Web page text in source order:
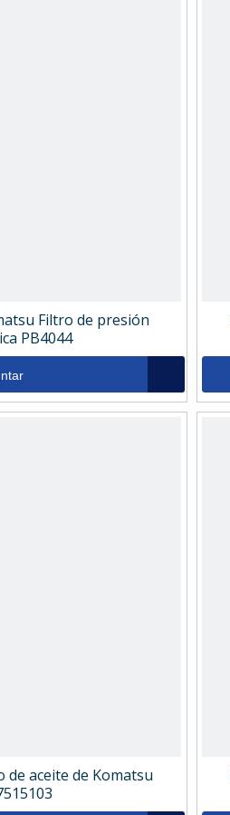
Filtro de presión
PB4044
de aceite de Komatsu